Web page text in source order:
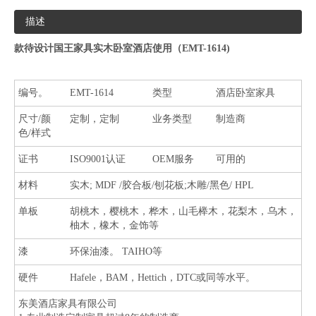
描述
款待设计国王家具实木卧室酒店使用（EMT-1614)
编号。 EMT-1614 类型 酒店卧室家具
尺寸/颜
色/样式
定制，定制 业务类型 制造商
证书 ISO9001认证 OEM服务 可用的
材料 实木; MDF /胶合板/刨花板;木雕/黑色/ HPL
单板
胡桃木，樱桃木，桦木，山毛榉木，花梨木，乌木，
柚木，橡木，金饰等
漆 环保油漆。 TAIHO等
硬件 Hafele，BAM，Hettich，DTC或同等水平。
东美酒店家具有限公司